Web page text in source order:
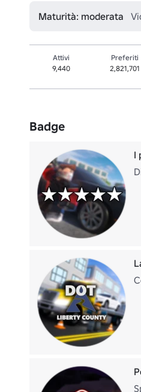
Maturità: moderata
Attivi
9,440
Preferiti
2,821,701
Badge
I